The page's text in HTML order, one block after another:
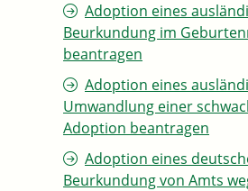
Adoption eines
Beurkundung im
beantragen
Adoption eines
Umwandlung einer
Adoption beantragen
Adoption eines
Beurkundung von Amts